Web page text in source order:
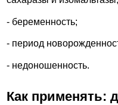
- беременность;
- период
- недоношенность.
Как применять: